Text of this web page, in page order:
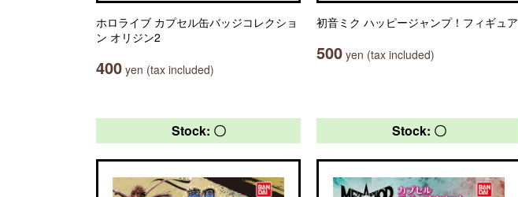
ホロライブ カプセル缶バッジコレクショ
ン オリジン2
400 yen (tax included)
初音ミク ハッピージャンプ！フィギュア
500 yen (tax included)
Stock: 〇 Stock: 〇